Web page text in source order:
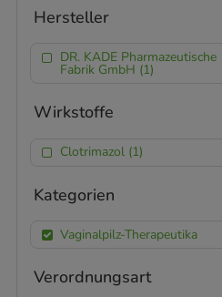
Hersteller
DR. KADE Pharmazeutische
Fabrik GmbH (1)
Wirkstoffe
Clotrimazol (1)
Kategorien
Vaginalpilz-Therapeutika
Verordnungsart